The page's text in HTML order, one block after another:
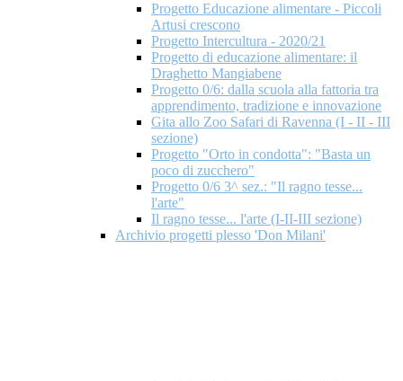
Progetto Educazione alimentare - Piccoli
Artusi crescono
Progetto Intercultura - 2020/21
Progetto di educazione alimentare: il
Draghetto Mangiabene
Progetto 0/6: dalla scuola alla fattoria tra
apprendimento, tradizione e innovazione
Gita allo Zoo Safari di Ravenna (I - II - III
sezione)
Progetto "Orto in condotta": "Basta un
poco di zucchero"
Progetto 0/6 3^ sez.: "Il ragno tesse...
l'arte"
Il ragno tesse... l'arte (I-II-III sezione)
Archivio progetti plesso 'Don Milani'